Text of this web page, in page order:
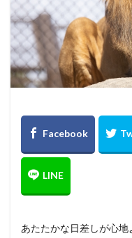
あたたかな日差しが心